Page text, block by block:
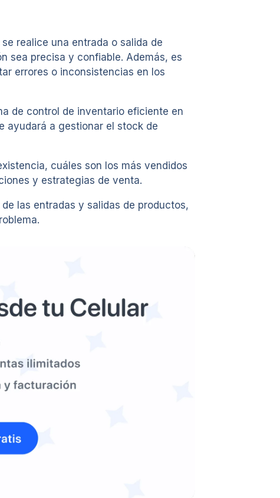
realice una entrada o salida de
sea precisa y confiable. Además, es
errores o inconsistencias en los
de control de inventario eficiente en
ayudará a gestionar el stock de
cuáles son los más vendidos
y estrategias de venta.
las entradas y salidas de productos,